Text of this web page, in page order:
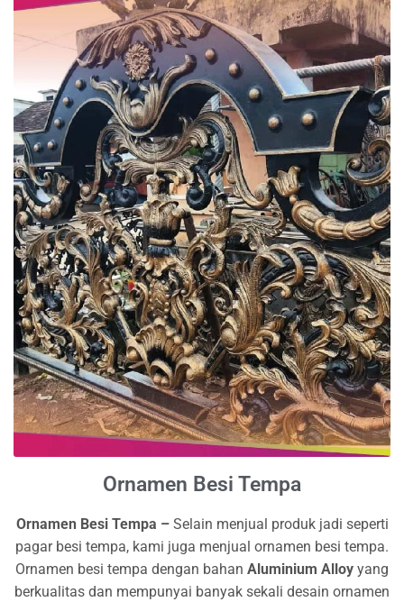
Ornamen Besi Tempa
Ornamen Besi Tempa – Selain menjual produk jadi seperti
pagar besi tempa, kami juga menjual ornamen besi tempa.
Ornamen besi tempa dengan bahan Aluminium Alloy yang
berkualitas dan mempunyai banyak sekali desain ornamen